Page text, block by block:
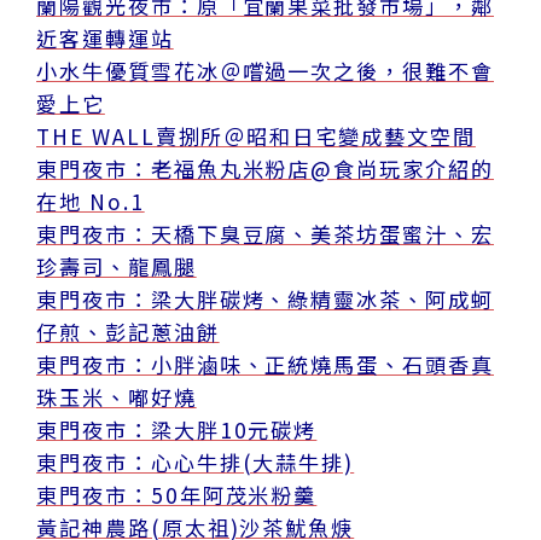
近客運轉運站
小水牛優質雪花冰＠嚐過一次之後，很難不會
愛上它
THE WALL賣捌所＠昭和日宅變成藝文空間
東門夜市：老福魚丸米粉店@食尚玩家介紹的
在地 No.1
東門夜市：天橋下臭豆腐、美茶坊蛋蜜汁、宏
珍壽司、龍鳳腿
東門夜市：梁大胖碳烤、綠精靈冰茶、阿成蚵
仔煎、彭記蔥油餅
東門夜市：小胖滷味、正統燒馬蛋、石頭香真
珠玉米、嘟好燒
東門夜市：梁大胖10元碳烤
東門夜市：心心牛排(大蒜牛排)
東門夜市：50年阿茂米粉羹
黃記神農路(原太祖)沙茶魷魚焿